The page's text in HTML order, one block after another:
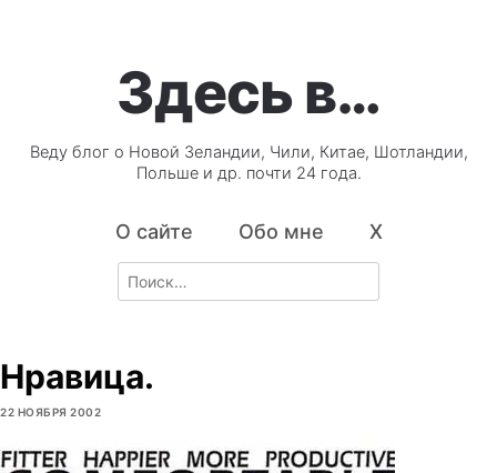
Здесь в…
Веду блог о Новой Зеландии, Чили, Китае, Шотландии,
Польше и др. почти 24 года.
О сайте Обо мне X
Search
for:
Нравица.
22 НОЯБРЯ 2002